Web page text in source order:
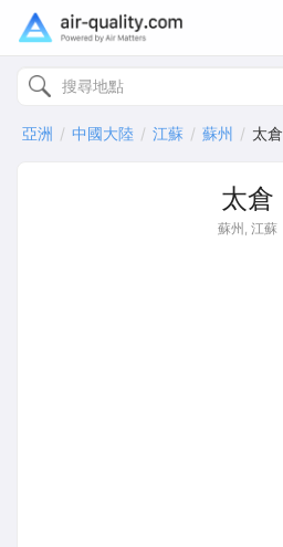
亞洲 中國大陸 江蘇 蘇州 太倉
太倉
蘇州, 江蘇